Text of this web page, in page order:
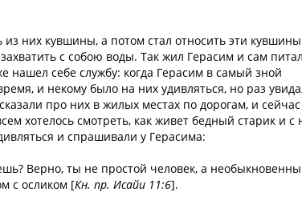
них кувшины, а потом стал относить эти кувшины
с собою воды. Так жил Герасим и сам
нашел себе службу: когда Герасим в самый зной
и некому было на них удивляться, но раз
про них в жилых местах по дорогам, и сейчас
хотелось смотреть, как живет бедный старик и с
и спрашивали у Герасима:
Верно, ты не простой человек, а
с осликом [Кн. пр. Исайи 11:6].